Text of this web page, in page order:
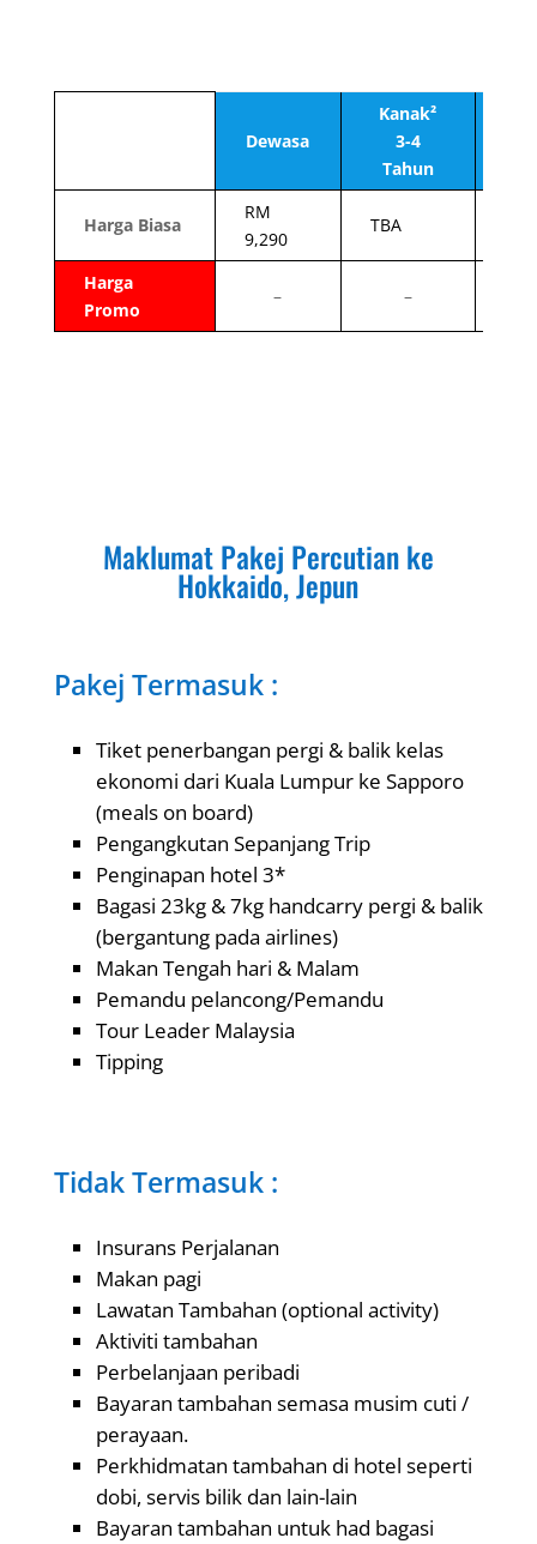
Dewasa
Kanak²
3-4
Tahun
Harga Biasa
RM
9,290
TBA
Harga
Promo
– –
Maklumat Pakej Percutian ke
Hokkaido, Jepun
Pakej Termasuk :
Tiket penerbangan pergi & balik kelas
ekonomi dari Kuala Lumpur ke Sapporo
(meals on board)
Pengangkutan Sepanjang Trip
Penginapan hotel 3*
Bagasi 23kg & 7kg handcarry pergi & balik
(bergantung pada airlines)
Makan Tengah hari & Malam
Pemandu pelancong/Pemandu
Tour Leader Malaysia
Tipping
Tidak Termasuk :
Insurans Perjalanan
Makan pagi
Lawatan Tambahan (optional activity)
Aktiviti tambahan
Perbelanjaan peribadi
Bayaran tambahan semasa musim cuti /
perayaan.
Perkhidmatan tambahan di hotel seperti
dobi, servis bilik dan lain-lain
Bayaran tambahan untuk had bagasi